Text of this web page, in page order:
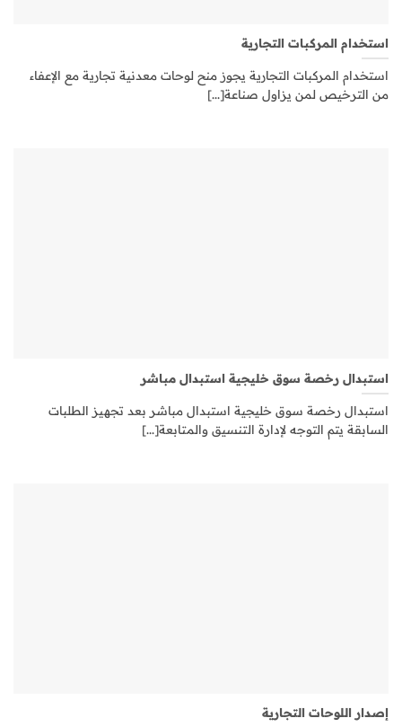
استخدام المركبات التجارية
استخدام المركبات التجارية يجوز منح لوحات معدنية تجارية مع الإعفاء
من الترخيص لمن يزاول صناعة[...]
استبدال رخصة سوق خليجية استبدال مباشر
استبدال رخصة سوق خليجية استبدال مباشر بعد تجهيز الطلبات
السابقة يتم التوجه لإدارة التنسيق والمتابعة[...]
إصدار اللوحات التجارية